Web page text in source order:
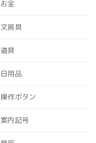
お金
文房具
道具
日用品
操作ボタン
案内記号